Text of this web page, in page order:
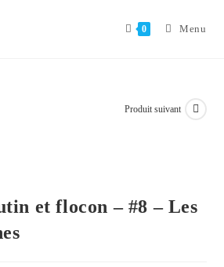
0 Menu
Produit suivant
et flocon – #8 – Les